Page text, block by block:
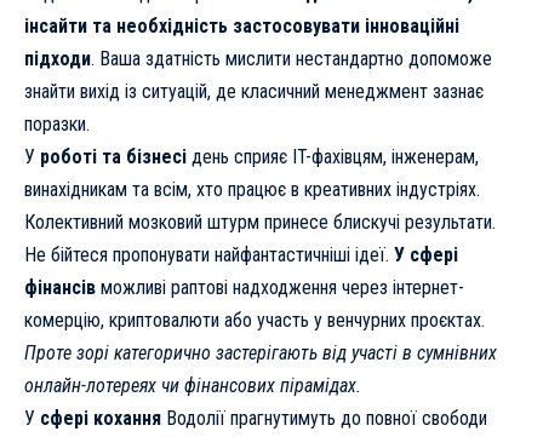
інсайти та необхідність застосовувати інноваційні
підходи. Ваша здатність мислити нестандартно допоможе
знайти вихід із ситуацій, де класичний менеджмент зазнає
поразки.
У роботі та бізнесі день сприяє IT-фахівцям, інженерам,
винахідникам та всім, хто працює в креативних індустріях.
Колективний мозковий штурм принесе блискучі результати.
Не бійтеся пропонувати найфантастичніші ідеї. У сфері
фінансів можливі раптові надходження через інтернет-
комерцію, криптовалюти або участь у венчурних проєктах.
Проте зорі категорично застерігають від участі в сумнівних
онлайн-лотереях чи фінансових пірамідах.
У сфері кохання Водолії прагнутимуть до повної свободи